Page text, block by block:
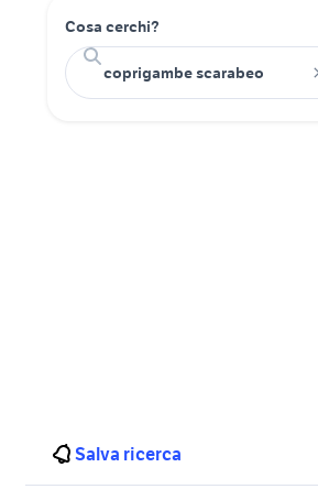
Cosa cerchi?
Salva ricerca